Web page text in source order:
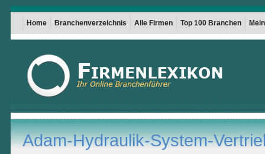
Home Branchenverzeichnis Alle Firmen Top 100 Branchen
Adam-Hydraulik-System-